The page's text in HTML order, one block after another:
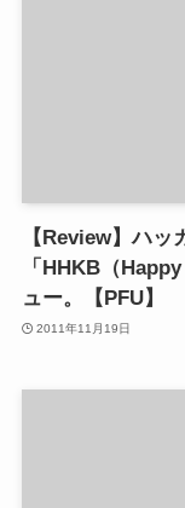
【Review】ハ
「HHKB（
ュー。【PFU】
2011年11月19日